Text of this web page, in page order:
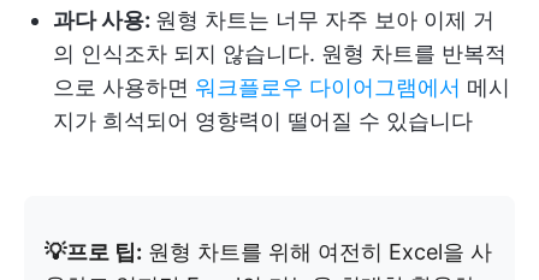
과다 사용: 원형 차트는 너무 자주 보아 이제 거
의 인식조차 되지 않습니다. 원형 차트를 반복적
으로 사용하면 워크플로우 다이어그램에서 메시
지가 희석되어 영향력이 떨어질 수 있습니다
💡프로 팁: 원형 차트를 위해 여전히 Excel을 사